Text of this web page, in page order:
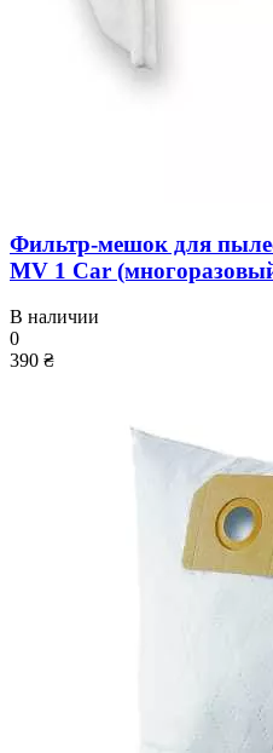
Фильтр-мешок для
MV 1 Car
В наличии
0
390 ₴